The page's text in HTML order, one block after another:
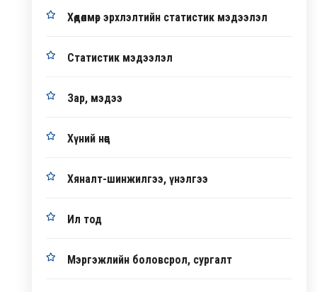
Хөдөлмөр эрхлэлтийн статистик мэдээлэл
Статистик мэдээлэл
Зар, мэдээ
Хүний нөөц
Хяналт-шинжилгээ, үнэлгээ
Ил тод
Мэргэжлийн боловсрол, сургалт